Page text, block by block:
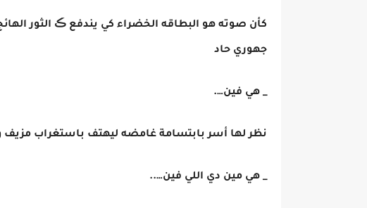
كأن صوته هو البطاقه الخضراء كي يندفع ڪ الثور
جهوري حاد
_ هي فين….
نظر لها أسر بابتسامة غامضه ليهتف باستغراب مزيف
_ هي مين دي اللي فين…..